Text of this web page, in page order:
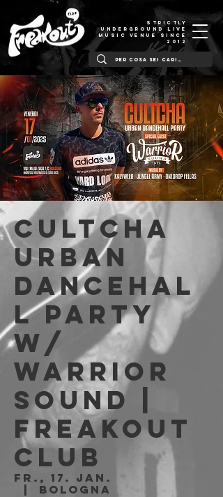
STRICTLY
UNDERGROUND LIVE
MUSIC VENUE SINCE
2012
Cultcha
Urban
Dancehal
l Party
w/
Warrior
Sound |
Freakout
Club
Fr., 17. Jan.
Bologna